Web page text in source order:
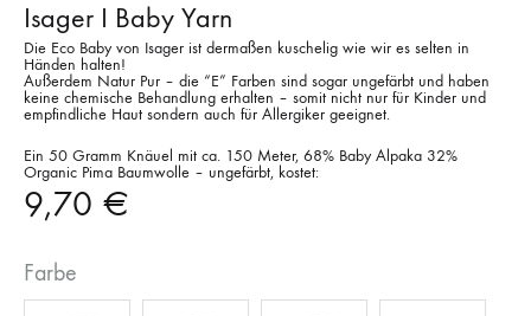
Isager I Baby Yarn
Die Eco Baby von Isager ist dermaßen kuschelig wie wir es selten in
Händen halten!
Außerdem Natur Pur – die “E” Farben sind sogar ungefärbt und haben
keine chemische Behandlung erhalten – somit nicht nur für Kinder und
empfindliche Haut sondern auch für Allergiker geeignet.
Ein 50 Gramm Knäuel mit ca. 150 Meter, 68% Baby Alpaka 32%
Organic Pima Baumwolle – ungefärbt, kostet:
9,70 €
Farbe